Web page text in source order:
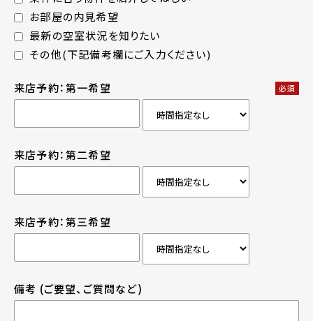
お部屋の内見希望
最新の空室状況を知りたい
その他(下記備考欄にご入力ください)
来店予約：第一希望 必須
来店予約：第二希望
来店予約：第三希望
備考 (ご要望、ご質問など)